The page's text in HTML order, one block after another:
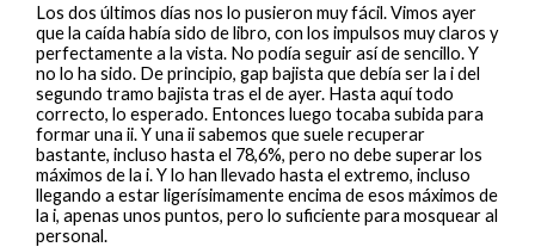
Los dos últimos días nos lo pusieron muy fácil. Vimos ayer
que la caída había sido de libro, con los impulsos muy claros y
perfectamente a la vista. No podía seguir así de sencillo. Y
no lo ha sido. De principio, gap bajista que debía ser la i del
segundo tramo bajista tras el de ayer. Hasta aquí todo
correcto, lo esperado. Entonces luego tocaba subida para
formar una ii. Y una ii sabemos que suele recuperar
bastante, incluso hasta el 78,6%, pero no debe superar los
máximos de la i. Y lo han llevado hasta el extremo, incluso
llegando a estar ligerísimamente encima de esos máximos de
la i, apenas unos puntos, pero lo suficiente para mosquear al
personal.